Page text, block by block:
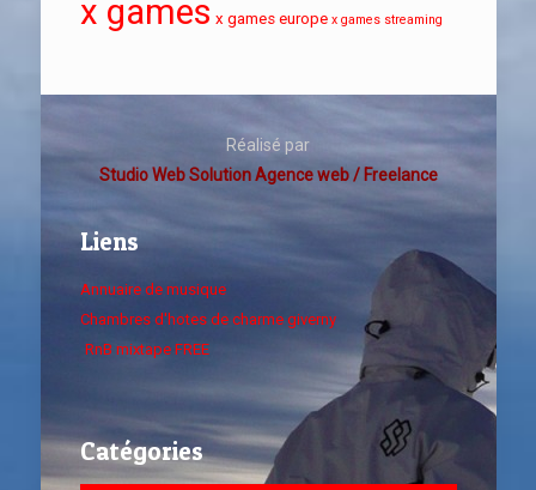
x games x games europe x games streaming
Réalisé par
Studio Web Solution Agence web / Freelance
Liens
Annuaire de musique
Chambres d'hotes de charme giverny
RnB mixtape FREE
Catégories